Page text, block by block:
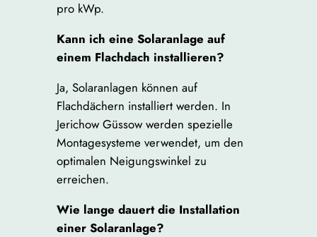
pro kWp.
Kann ich eine Solaranlage auf
einem Flachdach installieren?
Ja, Solaranlagen können auf
Flachdächern installiert werden. In
Jerichow Güssow werden spezielle
Montagesysteme verwendet, um den
optimalen Neigungswinkel zu
erreichen.
Wie lange dauert die Installation
einer Solaranlage?